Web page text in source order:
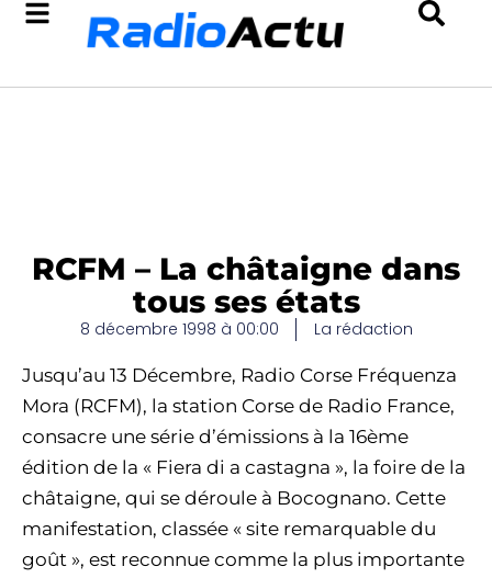
RCFM – La châtaigne dans
tous ses états
8 décembre 1998 à 00:00 La rédaction
Jusqu’au 13 Décembre, Radio Corse Fréquenza
Mora (RCFM), la station Corse de Radio France,
consacre une série d’émissions à la 16ème
édition de la « Fiera di a castagna », la foire de la
châtaigne, qui se déroule à Bocognano. Cette
manifestation, classée « site remarquable du
goût », est reconnue comme la plus importante